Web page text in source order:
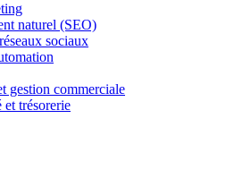
naturel (SEO)
sociaux
gestion commerciale
trésorerie